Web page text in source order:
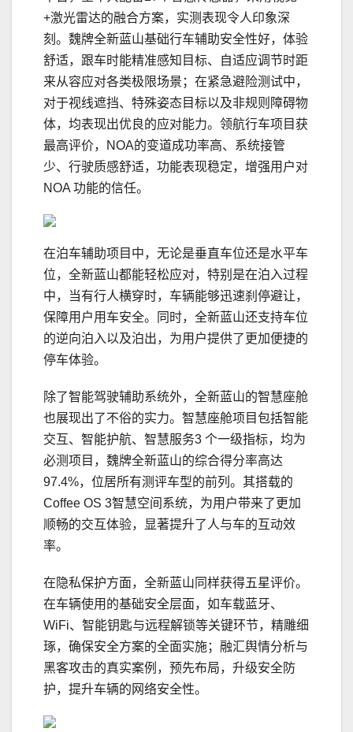
+激光雷达的融合方案，实测表现令人印象深
刻。魏牌全新蓝山基础行车辅助安全性好，体验
舒适，跟车时能精准感知目标、自适应调节时距
来从容应对各类极限场景；在紧急避险测试中，
对于视线遮挡、特殊姿态目标以及非规则障碍物
体，均表现出优良的应对能力。领航行车项目获
最高评价，NOA的变道成功率高、系统接管
少、行驶质感舒适，功能表现稳定，增强用户对
NOA 功能的信任。
在泊车辅助项目中，无论是垂直车位还是水平车
位，全新蓝山都能轻松应对，特别是在泊入过程
中，当有行人横穿时，车辆能够迅速刹停避让，
保障用户用车安全。同时，全新蓝山还支持车位
的逆向泊入以及泊出，为用户提供了更加便捷的
停车体验。
除了智能驾驶辅助系统外，全新蓝山的智慧座舱
也展现出了不俗的实力。智慧座舱项目包括智能
交互、智能护航、智慧服务3 个一级指标，均为
必测项目，魏牌全新蓝山的综合得分率高达
97.4%，位居所有测评车型的前列。其搭载的
Coffee OS 3智慧空间系统，为用户带来了更加
顺畅的交互体验，显著提升了人与车的互动效
率。
在隐私保护方面，全新蓝山同样获得五星评价。
在车辆使用的基础安全层面，如车载蓝牙、
WiFi、智能钥匙与远程解锁等关键环节，精雕细
琢，确保安全方案的全面实施；融汇舆情分析与
黑客攻击的真实案例，预先布局，升级安全防
护，提升车辆的网络安全性。